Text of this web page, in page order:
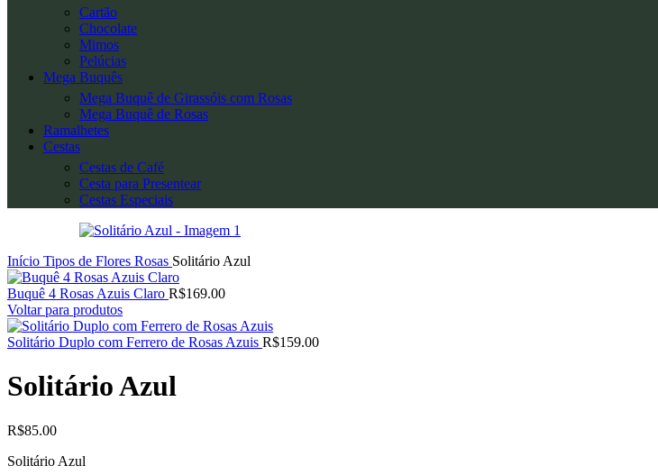
Cartão
Chocolate
Mimos
Pelúcias
Mega Buquês
Mega Buquê de Girassóis com Rosas
Mega Buquê de Rosas
Ramalhetes
Cestas
Cestas de Café
Cesta para Presentear
Cestas Especiais
Início Tipos de Flores Rosas Solitário Azul
Buquê 4 Rosas Azuis Claro R$169.00
Voltar para produtos
Solitário Duplo com Ferrero de Rosas Azuis R$159.00
Solitário Azul
R$85.00
Solitário Azul